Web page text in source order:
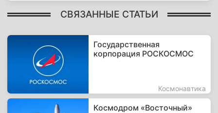
СВЯЗАННЫЕ СТАТЬИ
Государственная
корпорация РОСКОСМОС
Космонавтика
Космодром «Восточный»